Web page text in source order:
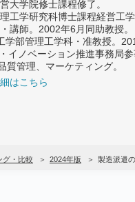
大学院修士課程修了。
工学研究科博士課程経営工
講師。2002年6月同助教授。
部管理工学科・准教授。
イノベーション推進事務局
管理、マーケティング。
はこちら
グ・比較 2024年版 製造派遣